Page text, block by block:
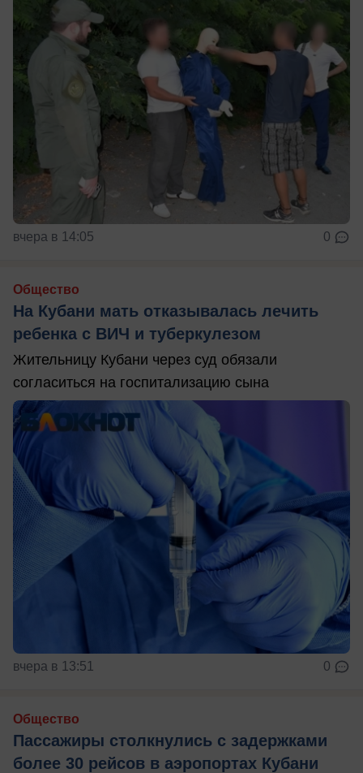
вчера в 14:05 0
Общество
На Кубани мать отказывалась лечить
ребенка с ВИЧ и туберкулезом
Жительницу Кубани через суд обязали
согласиться на госпитализацию сына
вчера в 13:51 0
Общество
Пассажиры столкнулись с задержками
более 30 рейсов в аэропортах Кубани